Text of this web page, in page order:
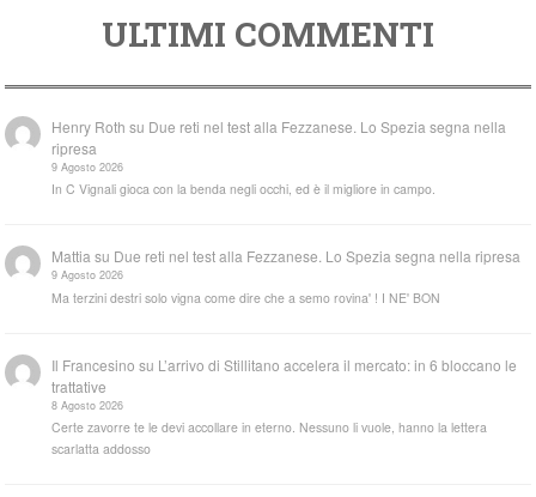
ULTIMI COMMENTI
Henry Roth su Due reti nel test alla Fezzanese. Lo Spezia segna nella
ripresa
9 Agosto 2026
In C Vignali gioca con la benda negli occhi, ed è il migliore in campo.
Mattia su Due reti nel test alla Fezzanese. Lo Spezia segna nella ripresa
9 Agosto 2026
Ma terzini destri solo vigna come dire che a semo rovina' ! I NE' BON
Il Francesino su L’arrivo di Stillitano accelera il mercato: in 6 bloccano le
trattative
8 Agosto 2026
Certe zavorre te le devi accollare in eterno. Nessuno li vuole, hanno la lettera
scarlatta addosso